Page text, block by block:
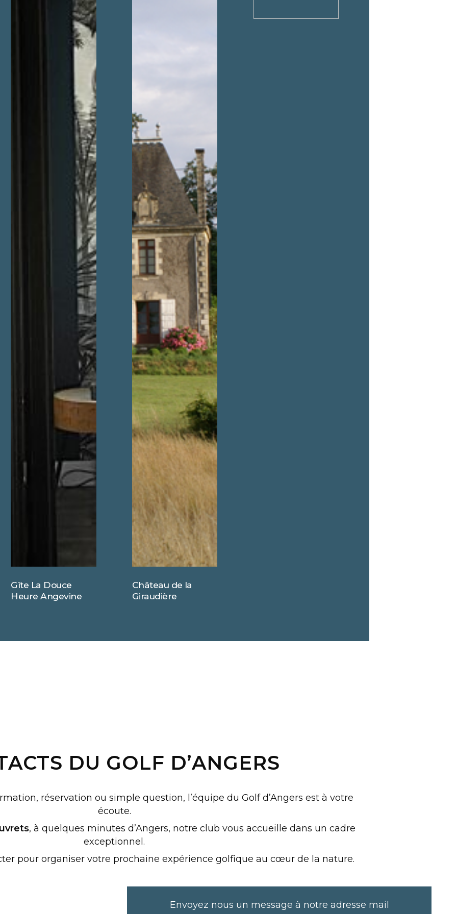
Gîte La Douce
Heure Angevine
Château de la
Giraudière
DU GOLF D’ANGERS
réservation ou simple question, l’équipe du Golf d’Angers est à votre
écoute.
, à quelques minutes d’Angers, notre club vous accueille dans un cadre
exceptionnel.
pour organiser votre prochaine expérience golfique au cœur de la nature.
Envoyez nous un message à notre adresse mail